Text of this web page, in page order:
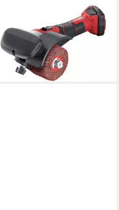
Bandschleifer BSE 50-F 18-
EC C
459,00 € UVP 474,81 €
in 2-3 Werktagen bei dir